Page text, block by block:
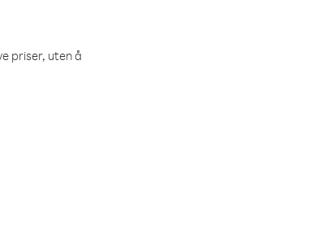
priser, uten å